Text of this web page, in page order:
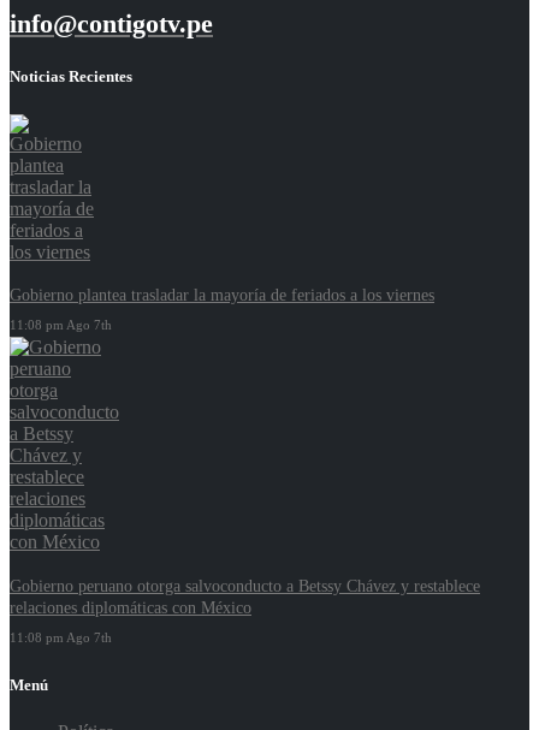
info@contigotv.pe
Noticias Recientes
Gobierno plantea trasladar la mayoría de feriados a los viernes
11:08 pm Ago 7th
Gobierno peruano otorga salvoconducto a Betssy Chávez y restablece
relaciones diplomáticas con México
11:08 pm Ago 7th
Menú